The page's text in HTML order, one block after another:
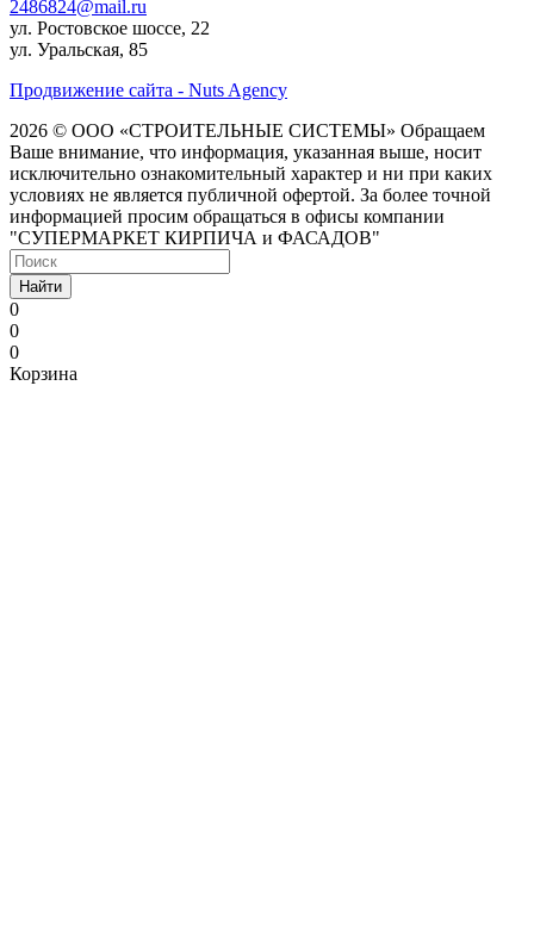
2486824@mail.ru
ул. Ростовское шоссе, 22
ул. Уральская, 85
Продвижение сайта - Nuts Agency
2026 © ООО «СТРОИТЕЛЬНЫЕ СИСТЕМЫ» Обращаем
Ваше внимание, что информация, указанная выше, носит
исключительно ознакомительный характер и ни при каких
условиях не является публичной офертой. За более точной
информацией просим обращаться в офисы компании
"СУПЕРМАРКЕТ КИРПИЧА и ФАСАДОВ"
Найти
0
0
0
Корзина